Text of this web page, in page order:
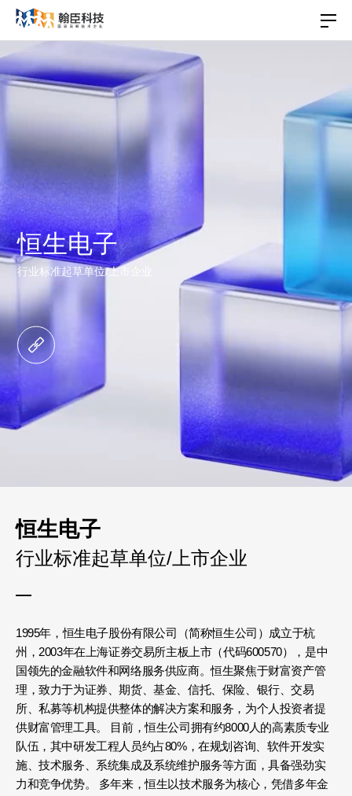
恒生电子
行业标准起草单位/上市企业
恒生电子
行业标准起草单位/上市企业
1995年，恒生电子股份有限公司（简称恒生公司）成立于杭
州，2003年在上海证券交易所主板上市（代码600570），是中
国领先的金融软件和网络服务供应商。恒生聚焦于财富资产管
理，致力于为证券、期货、基金、信托、保险、银行、交易
所、私募等机构提供整体的解决方案和服务，为个人投资者提
供财富管理工具。 目前，恒生公司拥有约8000人的高素质专业
队伍，其中研发工程人员约占80%，在规划咨询、软件开发实
施、技术服务、系统集成及系统维护服务等方面，具备强劲实
力和竞争优势。 多年来，恒生以技术服务为核心，凭借多年金